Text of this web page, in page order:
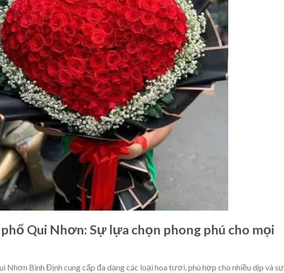
Qui Nhơn: Sự lựa chọn phong phú cho mọi
Nhơn Bình Định cung cấp đa dạng các loại hoa tươi, phù hợp cho nhiều dịp và sự